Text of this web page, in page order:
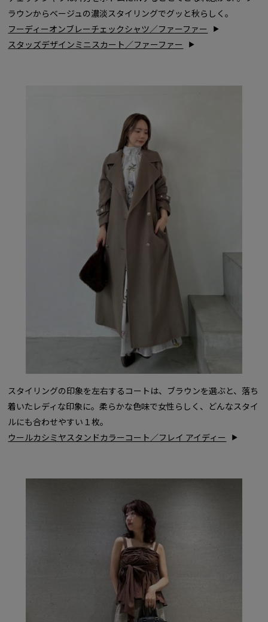
ラウンからベージュの濃淡スタイリングでグッと秋らしく。
フーディーオンブレーチェックシャツ／ファーファー
スタッズデザインミニスカート／ファーファー
スタイリングの印象を左右するコートは、ブラウンを選ぶと、落ち
着いたレディな印象に。柔らかな色味で女性らしく、どんなスタイ
ルにも合わせやすい１枚。
ウールカシミヤスタンドカラーコート／フレイ アイディー